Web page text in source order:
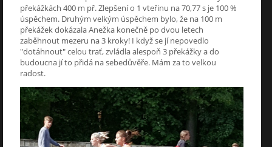
překážkách 400 m př. Zlepšení o 1 vteřinu na 70,77 s je 100 %
úspěchem. Druhým velkým úspěchem bylo, že na 100 m
překážek dokázala Anežka konečně po dvou letech
zaběhnout mezeru na 3 kroky! I když se jí nepovedlo
"dotáhnout" celou trať, zvládla alespoň 3 překážky a do
budoucna jí to přidá na sebedůvěře. Mám za to velkou
radost.